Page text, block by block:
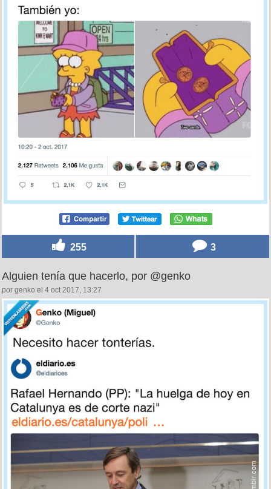
255 3
Alguien tenía que hacerlo, por @genko
por genko el 4 oct 2017, 13:27